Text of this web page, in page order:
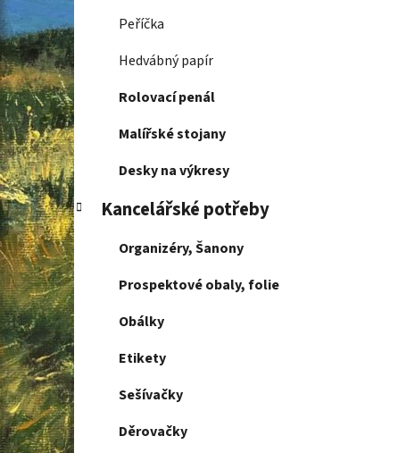
Peříčka
Hedvábný papír
Rolovací penál
Malířské stojany
Desky na výkresy
Kancelářské potřeby
Organizéry, Šanony
Prospektové obaly, folie
Obálky
Etikety
Sešívačky
Děrovačky